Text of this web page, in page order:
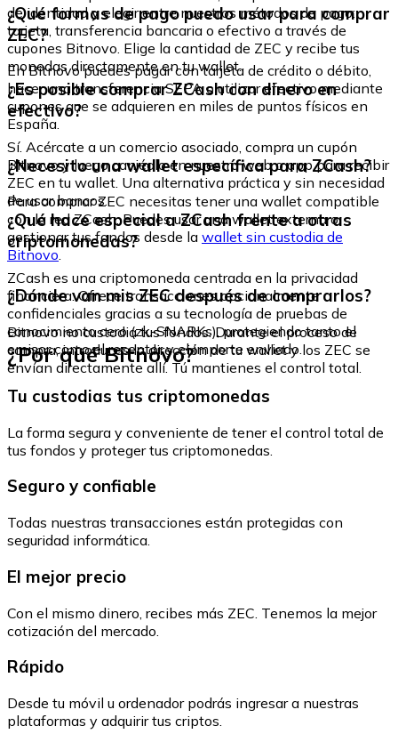
de identidad y elegir entre nuestros métodos de pago:
tarjeta, transferencia bancaria o efectivo a través de
cupones Bitnovo. Elige la cantidad de ZEC y recibe tus
monedas directamente en tu wallet.
¿Qué formas de pago puedo usar para comprar
ZEC?
En Bitnovo puedes pagar con tarjeta de crédito o débito,
hacer una transferencia SEPA o utilizar efectivo mediante
cupones que se adquieren en miles de puntos físicos en
España.
¿Es posible comprar ZCash con dinero en
efectivo?
Sí. Acércate a un comercio asociado, compra un cupón
Bitnovo y luego canjéalo en nuestra web o app para recibir
ZEC en tu wallet. Una alternativa práctica y sin necesidad
de usar bancos.
¿Necesito una wallet específica para ZCash?
Para comprar ZEC necesitas tener una wallet compatible
con la red ZCash. Puedes usar una wallet externa o
gestionar tus fondos desde la wallet sin custodia de
Bitnovo.
¿Qué hace especial a ZCash frente a otras
criptomonedas?
ZCash es una criptomoneda centrada en la privacidad
financiera. Ofrece transacciones opcionalmente
confidenciales gracias a su tecnología de pruebas de
conocimiento cero (zk-SNARKs), protegiendo tanto el
emisor como el receptor y el importe enviado.
¿Dónde van mis ZEC después de comprarlos?
Bitnovo no custodia tus fondos. Durante el proceso de
compra, introduces la dirección de tu wallet y los ZEC se
envían directamente allí. Tú mantienes el control total.
¿Por qué Bitnovo?
Tu custodias tus criptomonedas
La forma segura y conveniente de tener el control total de
tus fondos y proteger tus criptomonedas.
Seguro y confiable
Todas nuestras transacciones están protegidas con
seguridad informática.
El mejor precio
Con el mismo dinero, recibes más ZEC. Tenemos la mejor
cotización del mercado.
Rápido
Desde tu móvil u ordenador podrás ingresar a nuestras
plataformas y adquirir tus criptos.